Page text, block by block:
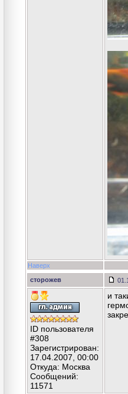
Наверх
сторожев
ID пользователя
#308
Зарегистрирован:
17.04.2007, 00:00
Откуда: Москва
Сообщений:
11571
и